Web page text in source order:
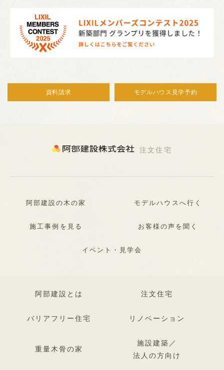
資料請求 モデルハウス見学予約
注文住宅
阿部建設の木の家 モデルハウスへ行く
施工事例を見る お客様の声を聞く
イベント・見学会
阿部建設とは 注文住宅
バリアフリー住宅 リノベーション
重量木骨の家
施設建築／
法人の方向け